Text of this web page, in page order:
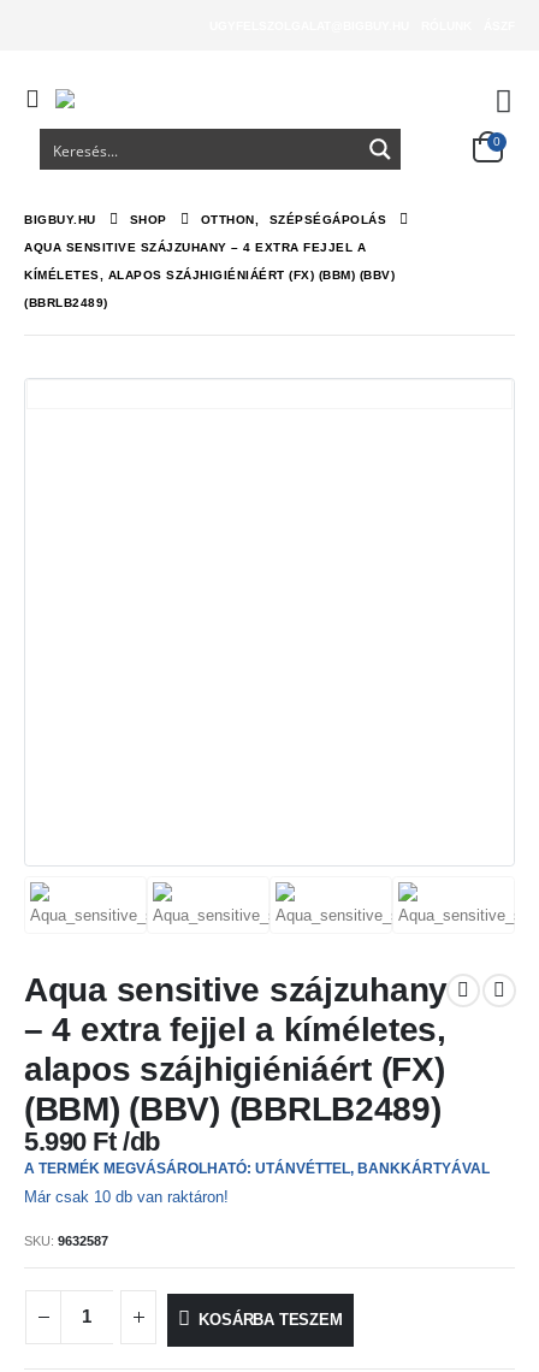
0
BIGBUY.HU SHOP OTTHON SZÉPSÉGÁPOLÁS
AQUA SENSITIVE SZÁJZUHANY – 4 EXTRA FEJJEL A
KÍMÉLETES, ALAPOS SZÁJHIGIÉNIÁÉRT (FX) (BBM) (BBV)
(BBRLB2489)
Aqua sensitive szájzuhany
– 4 extra fejjel a kíméletes,
alapos szájhigiéniáért (FX)
(BBM) (BBV) (BBRLB2489)
5.990 Ft
A TERMÉK MEGVÁSÁROLHATÓ: UTÁNVÉTTEL, BANKKÁRTYÁVAL
Már csak 10 db van raktáron!
SKU: 9632587
KOSÁRBA TESZEM